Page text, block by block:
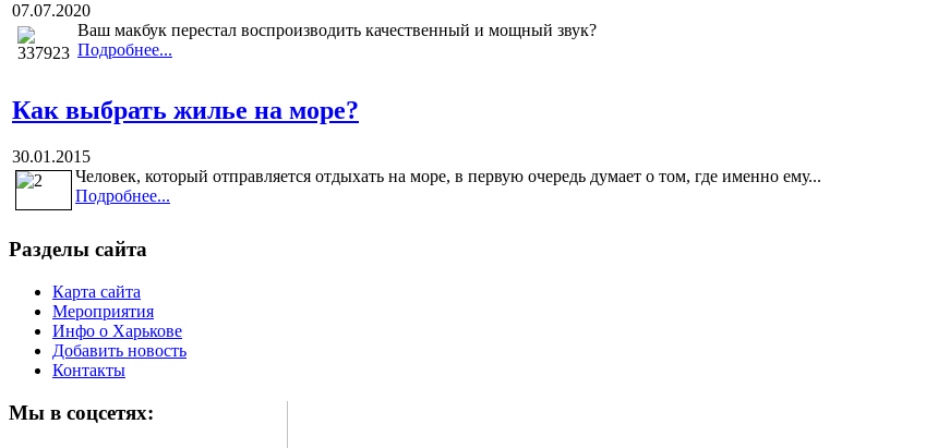
07.07.2020
Ваш макбук перестал воспроизводить качественный и мощный звук?
Подробнее...
Как выбрать жилье на море?
30.01.2015
Человек, который отправляется отдыхать на море, в первую очередь думает о том, где именно ему...
Подробнее...
Разделы сайта
Карта сайта
Мероприятия
Инфо о Харькове
Добавить новость
Контакты
Мы в соцсетях: